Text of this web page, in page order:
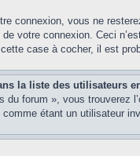
connexion, vous ne
votre connexion. Ceci
case à cocher, il est
la liste des utilisateurs
du forum », vous trouverez
étant un utilisateur